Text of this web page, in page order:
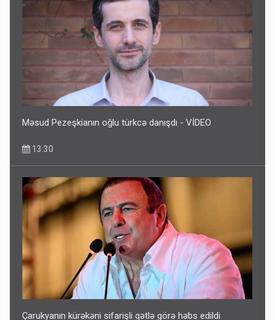
Məsud Pezeşkianın oğlu türkcə danışdı - VİDEO
13:30
Çarukyanın kürəkəni sifarişli qətlə görə həbs edildi